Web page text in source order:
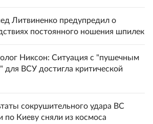
Литвиненко предупредил о
постоянного ношения шпилек
Никсон: Ситуация с "пушечным
для ВСУ достигла критической
сокрушительного удара ВС
по Киеву сняли из космоса